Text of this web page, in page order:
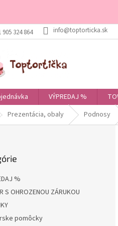
905 324 864
VÝPREDAJ %
Prezentácia, obaly Podnosy
%
S OHROZENOU ZÁRUKOU
pomôcky